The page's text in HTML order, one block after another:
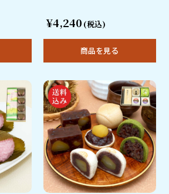
¥4,240 (税込)
商品を見る